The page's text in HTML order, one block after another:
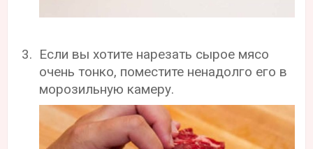
Если вы хотите нарезать сырое мясо
очень тонко, поместите ненадолго его в
морозильную камеру.